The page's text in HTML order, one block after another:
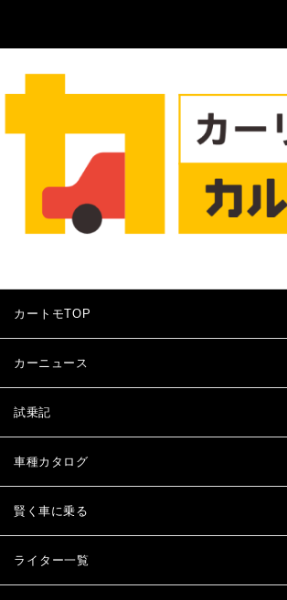
カートモTOP
カーニュース
試乗記
車種カタログ
賢く車に乗る
ライター一覧